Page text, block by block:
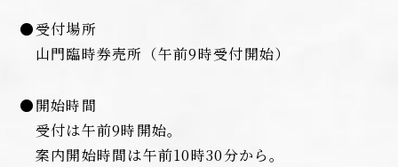
●受付場所
山門臨時券売所（午前9時受付開始）
●開始時間
受付は午前9時開始。
案内開始時間は午前10時30分から。